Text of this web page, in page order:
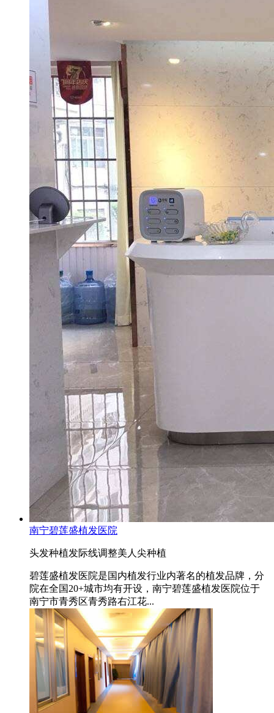
南宁碧莲盛植发医院
头发种植发际线调整美人尖种植
碧莲盛植发医院是国内植发行业内著名的植发品牌，分
院在全国20+城市均有开设，南宁碧莲盛植发医院位于
南宁市青秀区青秀路右江花...